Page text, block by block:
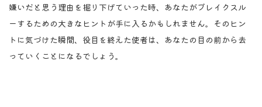
嫌いだと思う理由を掘り下げていった時、あなたがブレイクスル
ーするための大きなヒントが手に入るかもしれません。そのヒン
トに気づけた瞬間、役目を終えた使者は、あなたの目の前から去
っていくことになるでしょう。